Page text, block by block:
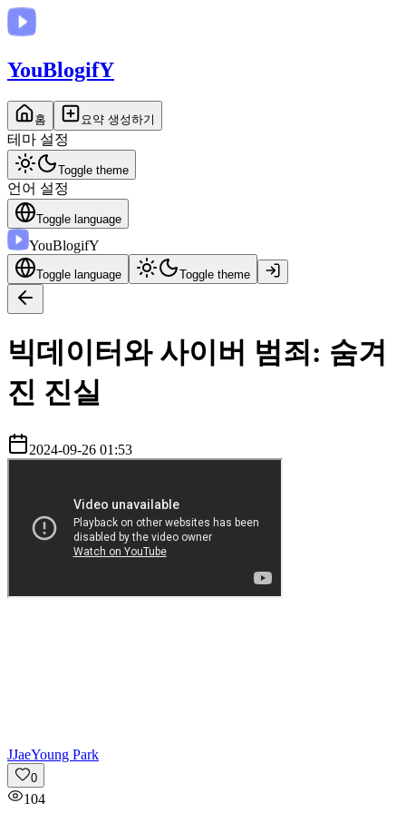
YouBlogifY
홈 요약 생성하기
테마 설정
Toggle theme
언어 설정
Toggle language
YouBlogifY
Toggle language Toggle theme
빅데이터와 사이버 범죄: 숨겨
진 진실
2024-09-26 01:53
JJaeYoung Park
0
104